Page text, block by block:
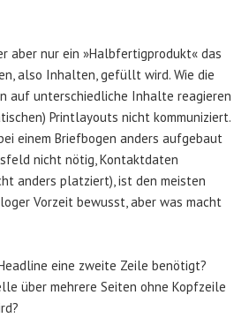
aber nur ein »Halbfertigprodukt« das
also Inhalten, gefüllt wird. Wie die
auf unterschiedliche Inhalte reagieren
Printlayouts nicht kommuniziert.
einem Briefbogen anders aufgebaut
nicht nötig, Kontaktdaten
anders platziert), ist den meisten
Vorzeit bewusst, aber was macht
eine zweite Zeile benötigt?
über mehrere Seiten ohne Kopfzeile